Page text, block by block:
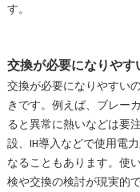
す。
交換が必要になりやす
交換が必要になりやすい
きです。例えば、ブレー
ると異常に熱いなどは要
設、IH導入などで使用電
なることもあります。使
検や交換の検討が現実的で